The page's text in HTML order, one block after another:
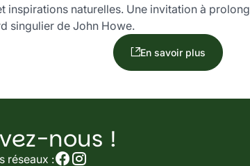
inspirations naturelles. Une invitation à
singulier de John Howe.
En savoir plus
Suivez-
nous
nous !
réseaux :